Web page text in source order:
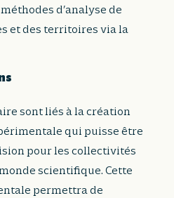
d’analyse de
et des territoires via la
sont liés à la création
qui puisse être
pour les collectivités
scientifique. Cette
permettra de